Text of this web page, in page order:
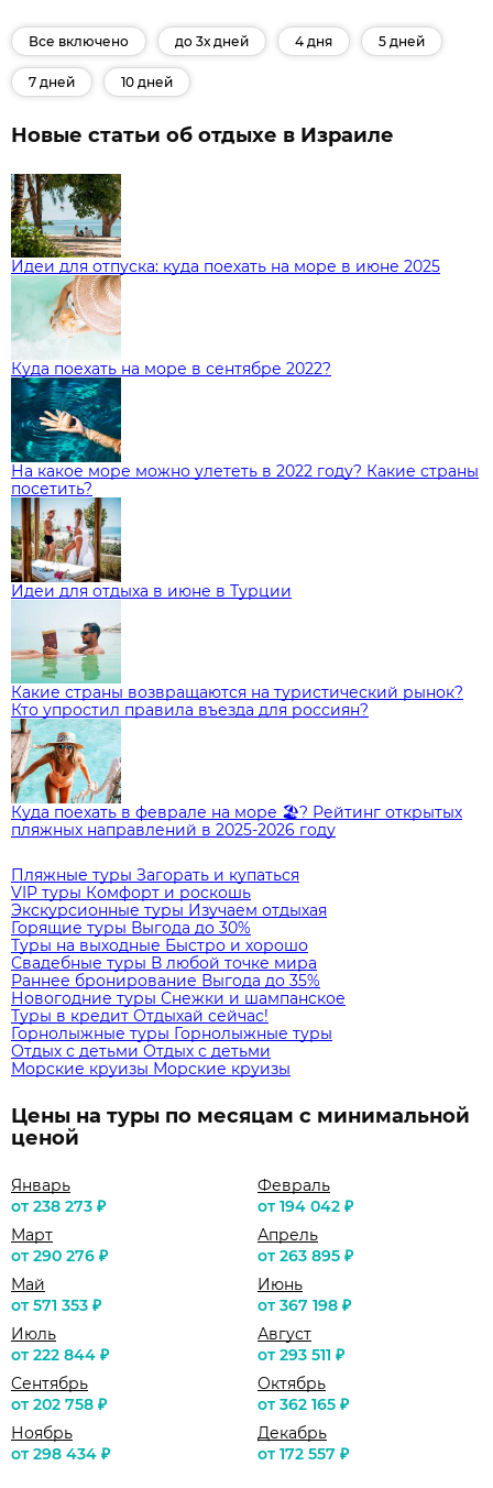
Все включено до 3х дней 4 дня 5 дней
7 дней 10 дней
Новые статьи об отдыхе в Израиле
Идеи для отпуска: куда поехать на море в июне 2025
Куда поехать на море в сентябре 2022?
На какое море можно улететь в 2022 году? Какие страны
посетить?
Идеи для отдыха в июне в Турции
Какие страны возвращаются на туристический рынок?
Кто упростил правила въезда для россиян?
Куда поехать в феврале на море 🏖️? Рейтинг открытых
пляжных направлений в 2025-2026 году
Пляжные туры Загорать и купаться
VIP туры Комфорт и роскошь
Экскурсионные туры Изучаем отдыхая
Горящие туры Выгода до 30%
Туры на выходные Быстро и хорошо
Свадебные туры В любой точке мира
Раннее бронирование Выгода до 35%
Новогодние туры Снежки и шампанское
Туры в кредит Отдыхай сейчас!
Горнолыжные туры Горнолыжные туры
Отдых с детьми Отдых с детьми
Морские круизы Морские круизы
Цены на туры по месяцам с минимальной
ценой
Январь
от 238 273 ₽
Февраль
от 194 042 ₽
Март
от 290 276 ₽
Апрель
от 263 895 ₽
Май
от 571 353 ₽
Июнь
от 367 198 ₽
Июль
от 222 844 ₽
Август
от 293 511 ₽
Сентябрь
от 202 758 ₽
Октябрь
от 362 165 ₽
Ноябрь
от 298 434 ₽
Декабрь
от 172 557 ₽